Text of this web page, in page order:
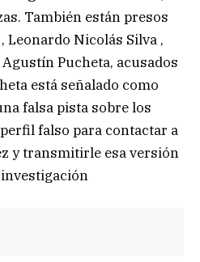
También están presos
Nicolás Silva ,
Pucheta, acusados
está señalado como
falsa pista sobre los
falso para contactar a
y transmitirle esa versión